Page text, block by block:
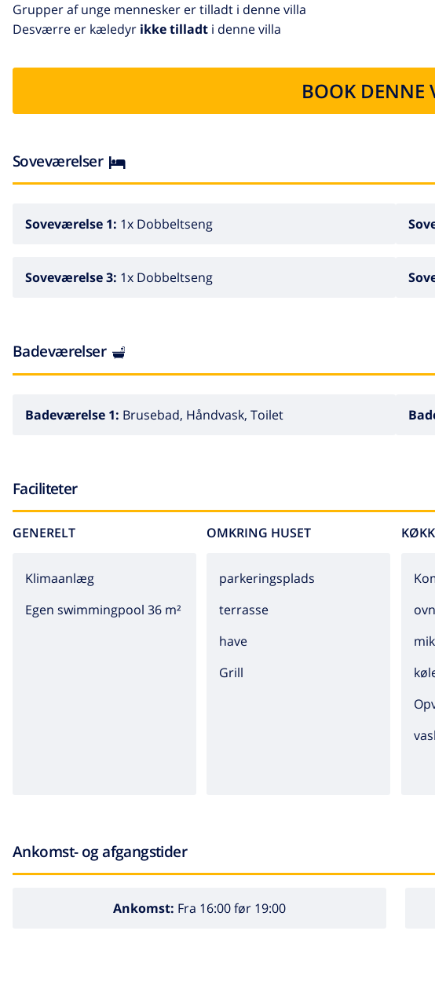
Grupper af unge mennesker er tilladt i denne villa
Desværre er kæledyr ikke tilladt i denne villa
BOOK DENNE
Soveværelser
Soveværelse 1: 1x Dobbeltseng
Soveværelse 3: 1x Dobbeltseng
Badeværelser
Badeværelse 1: Brusebad, Håndvask, Toilet
Faciliteter
GENERELT
Klimaanlæg
Egen swimmingpool 36 m²
OMKRING HUSET
parkeringsplads
terrasse
have
grill
ovn
Ankomst- og afgangstider
Ankomst: Fra 16:00 før 19:00